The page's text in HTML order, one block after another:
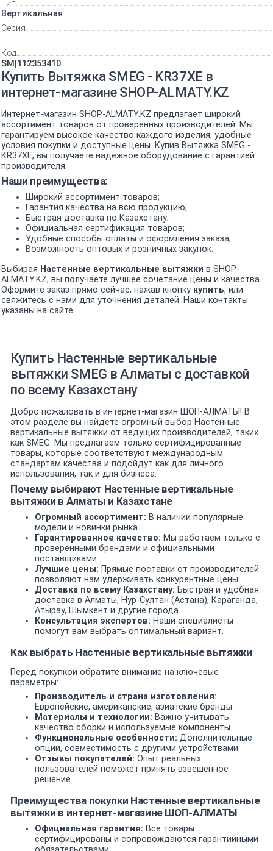
Тип
Вертикальная
Серия
Код
SM|112353410
Купить Вытяжка SMEG - KR37XE в
интернет-магазине SHOP-ALMATY.KZ
Интернет-магазин SHOP-ALMATY.KZ предлагает широкий
ассортимент товаров от проверенных производителей. Мы
гарантируем высокое качество каждого изделия, удобные
условия покупки и доступные цены. Купив Вытяжка SMEG -
KR37XE, вы получаете надёжное оборудование с гарантией
производителя.
Наши преимущества:
Широкий ассортимент товаров;
Гарантия качества на всю продукцию;
Быстрая доставка по Казахстану;
Официальная сертификация товаров;
Удобные способы оплаты и оформления заказа;
Возможность оптовых и розничных закупок.
Выбирая Настенные вертикальные вытяжки в SHOP-
ALMATY.KZ, вы получаете лучшее сочетание цены и качества.
Оформите заказ прямо сейчас, нажав кнопку купить, или
свяжитесь с нами для уточнения деталей. Наши контакты
указаны на сайте.
Купить Настенные вертикальные
вытяжки SMEG в Алматы с доставкой
по всему Казахстану
Добро пожаловать в интернет-магазин ШОП-АЛМАТЫ! В
этом разделе вы найдете огромный выбор Настенные
вертикальные вытяжки от ведущих производителей, таких
как SMEG. Мы предлагаем только сертифицированные
товары, которые соответствуют международным
стандартам качества и подойдут как для личного
использования, так и для бизнеса.
Почему выбирают Настенные вертикальные
вытяжки в Алматы и Казахстане
Огромный ассортимент: В наличии популярные
модели и новинки рынка.
Гарантированное качество: Мы работаем только с
проверенными брендами и официальными
поставщиками.
Лучшие цены: Прямые поставки от производителей
позволяют нам удерживать конкурентные цены.
Доставка по всему Казахстану: Быстрая и удобная
доставка в Алматы, Нур-Султан (Астана), Караганда,
Атырау, Шымкент и другие города.
Консультация экспертов: Наши специалисты
помогут вам выбрать оптимальный вариант.
Как выбрать Настенные вертикальные вытяжки
Перед покупкой обратите внимание на ключевые
параметры:
Производитель и страна изготовления:
Европейские, американские, азиатские бренды.
Материалы и технологии: Важно учитывать
качество сборки и используемые компоненты.
Функциональные особенности: Дополнительные
опции, совместимость с другими устройствами.
Отзывы покупателей: Опыт реальных
пользователей поможет принять взвешенное
решение.
Преимущества покупки Настенные вертикальные
вытяжки в интернет-магазине ШОП-АЛМАТЫ
Официальная гарантия: Все товары
сертифицированы и сопровождаются гарантийными